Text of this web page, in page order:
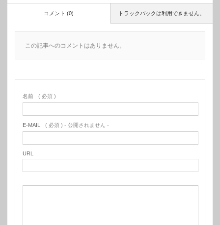
トラックバックは利用できません。
コメント (0)
この記事へのコメントはありません。
名前 ( 必須 )
E-MAIL ( 必須 ) - 公開されません -
URL